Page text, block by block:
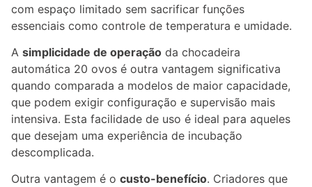
com espaço limitado sem sacrificar funções
essenciais como controle de temperatura e umidade.
A simplicidade de operação da chocadeira
automática 20 ovos é outra vantagem significativa
quando comparada a modelos de maior capacidade,
que podem exigir configuração e supervisão mais
intensiva. Esta facilidade de uso é ideal para aqueles
que desejam uma experiência de incubação
descomplicada.
Outra vantagem é o custo-benefício. Criadores que